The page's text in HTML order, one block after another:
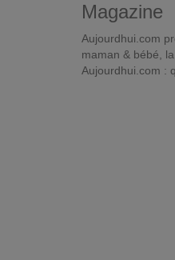
Magazine
Aujourdhui.com
maman & bébé,
Aujourdhui.com :